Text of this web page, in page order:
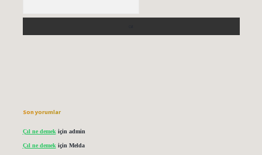
Son yorumlar
Çıl ne demek için admin
Çıl ne demek için Melda